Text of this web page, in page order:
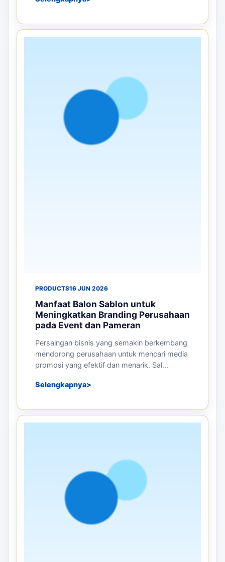
PRODUCTS16 JUN 2026
Manfaat Balon Sablon untuk
Meningkatkan Branding Perusahaan
pada Event dan Pameran
Persaingan bisnis yang semakin berkembang
mendorong perusahaan untuk mencari media
promosi yang efektif dan menarik. Sal...
Selengkapnya